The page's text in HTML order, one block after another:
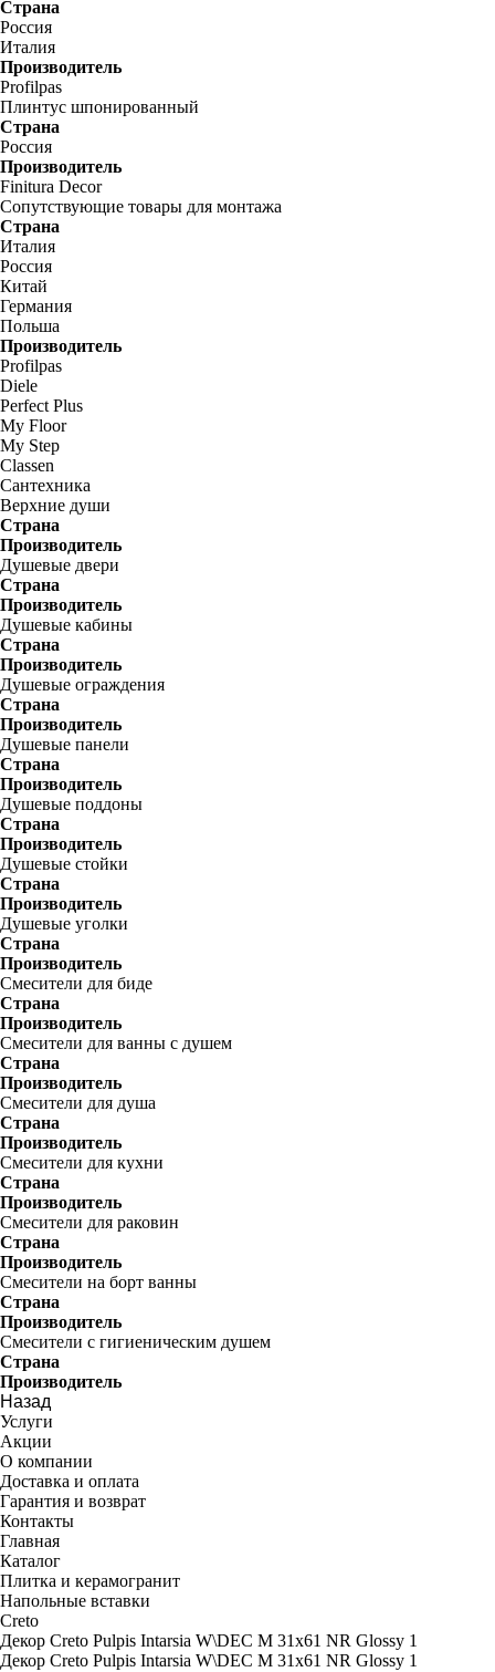
Страна
Россия
Италия
Производитель
Profilpas
Плинтус шпонированный
Страна
Россия
Производитель
Finitura Decor
Сопутствующие товары для монтажа
Страна
Италия
Россия
Китай
Германия
Польша
Производитель
Profilpas
Diele
Perfect Plus
My Floor
My Step
Classen
Сантехника
Верхние души
Страна
Производитель
Душевые двери
Страна
Производитель
Душевые кабины
Страна
Производитель
Душевые ограждения
Страна
Производитель
Душевые панели
Страна
Производитель
Душевые поддоны
Страна
Производитель
Душевые стойки
Страна
Производитель
Душевые уголки
Страна
Производитель
Смесители для биде
Страна
Производитель
Смесители для ванны с душем
Страна
Производитель
Смесители для душа
Страна
Производитель
Смесители для кухни
Страна
Производитель
Смесители для раковин
Страна
Производитель
Смесители на борт ванны
Страна
Производитель
Смесители с гигиеническим душем
Страна
Производитель
Назад
Услуги
Акции
О компании
Доставка и оплата
Гарантия и возврат
Контакты
Главная
Каталог
Плитка и керамогранит
Напольные вставки
Creto
Декор Creto Pulpis Intarsia W\DEC M 31x61 NR Glossy 1
Декор Creto Pulpis Intarsia W\DEC M 31x61 NR Glossy 1